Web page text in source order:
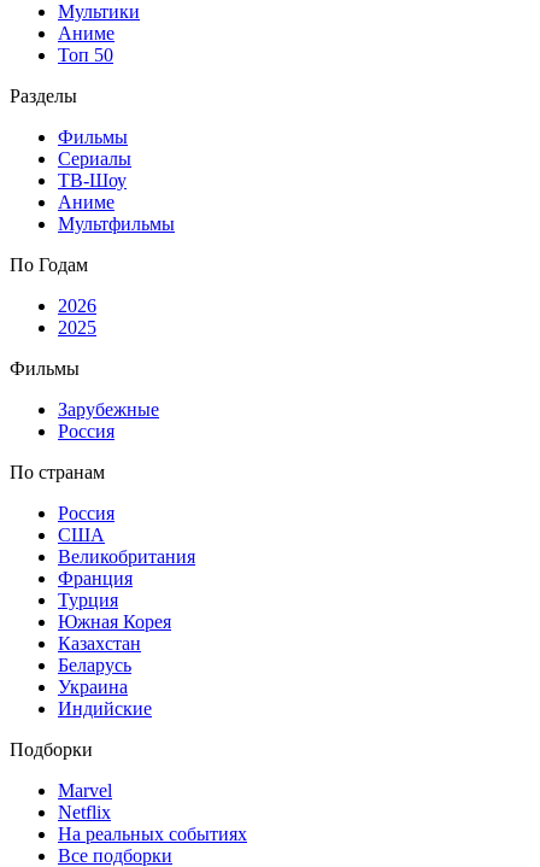
Мультики
Аниме
Топ 50
Разделы
Фильмы
Сериалы
ТВ-Шоу
Аниме
Мультфильмы
По Годам
2026
2025
Фильмы
Зарубежные
Россия
По странам
Россия
США
Великобритания
Франция
Турция
Южная Корея
Казахстан
Беларусь
Украина
Индийские
Подборки
Marvel
Netflix
На реальных событиях
Все подборки